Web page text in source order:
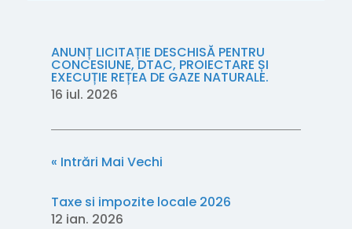
ANUNȚ LICITAȚIE DESCHISĂ PENTRU
CONCESIUNE, DTAC, PROIECTARE ȘI
EXECUȚIE REȚEA DE GAZE NATURALE.
16 iul. 2026
« Intrări Mai Vechi
Taxe si impozite locale 2026
12 ian. 2026